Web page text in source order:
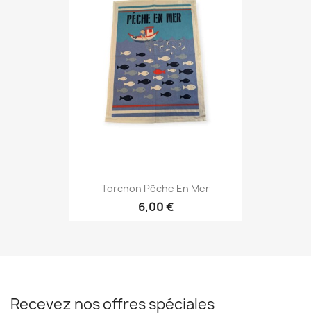
Torchon Pêche En Mer
6,00 €
Recevez nos offres spéciales